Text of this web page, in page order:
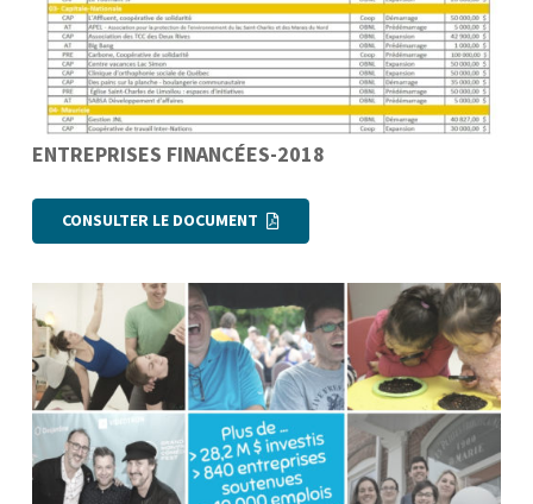
ENTREPRISES FINANCÉES-2018
CONSULTER LE DOCUMENT